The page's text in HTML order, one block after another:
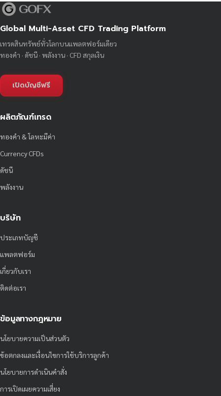
Global Multi-Asset CFD Trading Platform
เทรดสินทรัพย์ทั่วโลกบนแพลตฟอร์มเดียว
ทองคำ · ดัชนี · พลังงาน · CFD สกุลเงิน
เปิดบัญชีฟรี
ผลิตภัณฑ์เทรด
ทองคำ & โลหะมีค่า
Currency CFDs
ดัชนี
พลังงาน
บริษัท
ประเภทบัญชี
แพลตฟอร์ม
เกี่ยวกับเรา
ติดต่อเรา
ข้อมูลทางกฎหมาย
นโยบายความเป็นส่วนตัว
ข้อตกลงและเงื่อนไขการใช้บริการลูกค้า
นโยบายการดำเนินคำสั่ง
การเปิดเผยความเสี่ยง